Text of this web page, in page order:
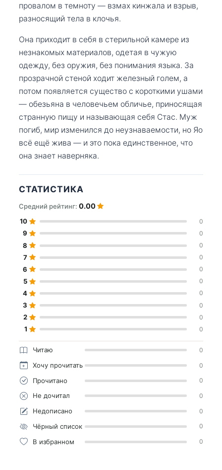
провалом в темноту — взмах кинжала и взрыв,
разносящий тела в клочья.
Она приходит в себя в стерильной камере из
незнакомых материалов, одетая в чужую
одежду, без оружия, без понимания языка. За
прозрачной стеной ходит железный голем, а
потом появляется существо с короткими ушами
— обезьяна в человечьем обличье, приносящая
странную пищу и называющая себя Стас. Муж
погиб, мир изменился до неузнаваемости, но Яо
всё ещё жива — и это пока единственное, что
она знает наверняка.
СТАТИСТИКА
Средний рейтинг: 0.00
10 0
9 0
8 0
7 0
6 0
5 0
4 0
3 0
2 0
1 0
Читаю 0
Хочу прочитать 0
Прочитано 0
Не дочитал 0
Недописано 0
Чёрный список 0
В избранном 0